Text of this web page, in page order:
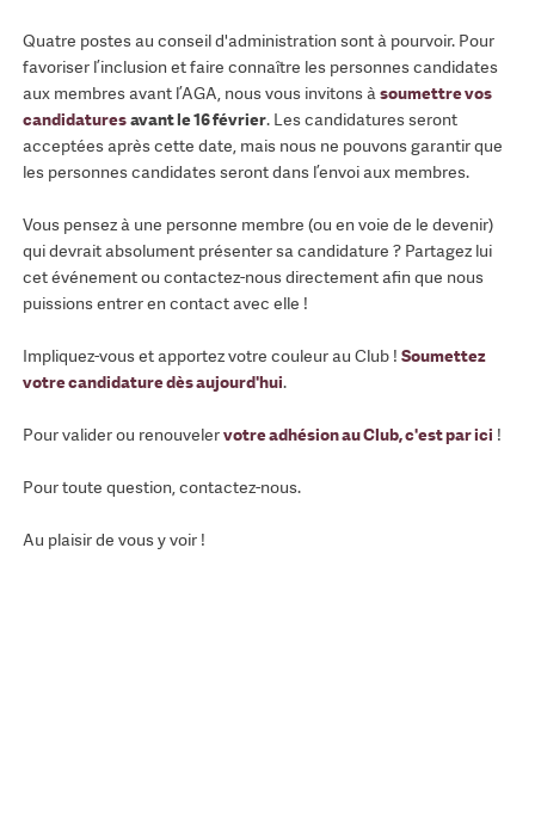
Quatre postes au conseil d'administration sont à pourvoir. Pour
favoriser l’inclusion et faire connaître les personnes candidates
aux membres avant l’AGA, nous vous invitons àsoumettre vos
candidaturesavant le 16 février. Les candidatures seront
acceptées après cette date, mais nous ne pouvons garantir que
les personnes candidates seront dans l’envoi aux membres.
Vous pensez à une personne membre (ou en voie de le devenir)
qui devrait absolument présenter sa candidature ? Partagez lui
cet événement ou contactez-nous directement afin que nous
puissions entrer en contact avec elle !
Impliquez-vous et apportez votre couleur au Club ! Soumettez
votre candidature dès aujourd'hui.
Pour valider ou renouvelervotre adhésion au Club, c'est par ici !
Pour toute question, contactez-nous.
Au plaisir de vous y voir !